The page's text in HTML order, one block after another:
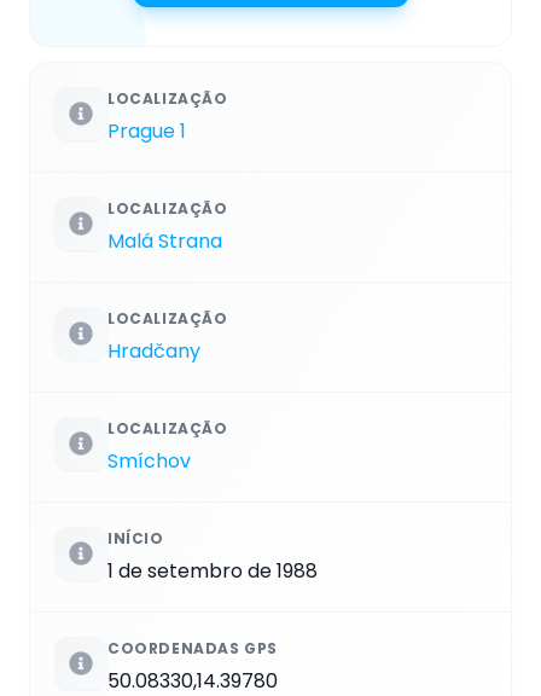
LOCALIZAÇÃO
Prague 1
LOCALIZAÇÃO
Malá Strana
LOCALIZAÇÃO
Hradčany
LOCALIZAÇÃO
Smíchov
INÍCIO
1 de setembro de 1988
COORDENADAS GPS
50.08330,14.39780